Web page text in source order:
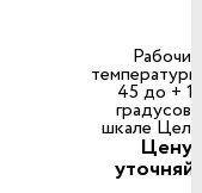
Рабочие
45 до +
градусов
шкале
Цену